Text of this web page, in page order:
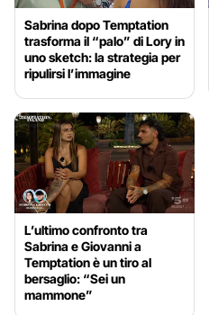
Sabrina dopo Temptation
trasforma il “palo” di Lory in
uno sketch: la strategia per
ripulirsi l’immagine
L’ultimo confronto tra
Sabrina e Giovanni a
Temptation è un tiro al
bersaglio: “Sei un
mammone”